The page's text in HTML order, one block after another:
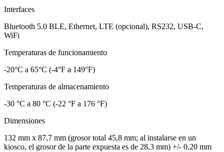
Interfaces
Bluetooth 5.0 BLE, Ethernet, LTE (opcional), RS232, USB-C,
WiFi
Temperaturas de funcionamiento
-20°C a 65°C (-4°F a 149°F)
Temperaturas de almacenamiento
-30 °C a 80 °C (-22 °F a 176 °F)
Dimensiones
132 mm x 87,7 mm (grosor total 45,8 mm; al instalarse en un
kiosco, el grosor de la parte expuesta es de 28,3 mm) +/- 0,20 mm